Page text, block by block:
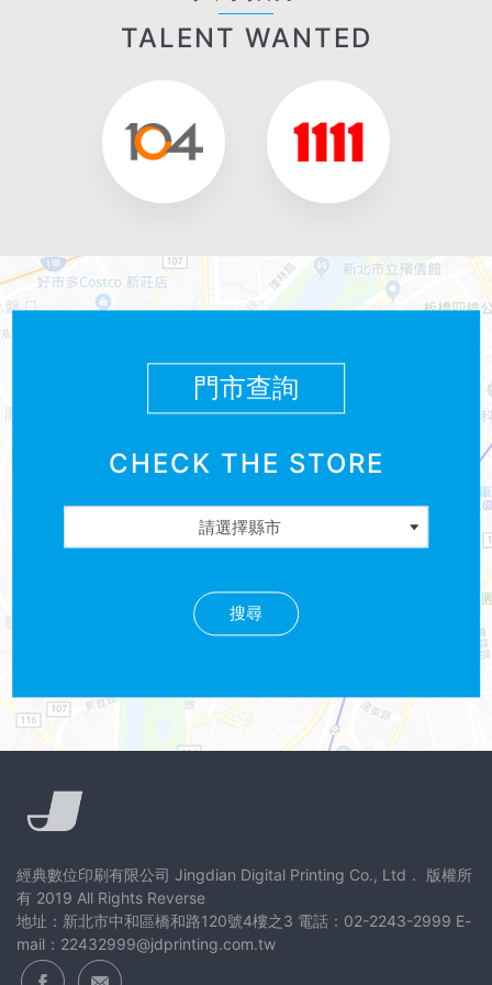
TALENT WANTED
門市查詢
CHECK THE STORE
選擇縣市
請選擇縣市
搜尋
經典數位印刷有限公司 Jingdian Digital Printing Co., Ltd． 版權所
有 2019 All Rights Reverse
地址：新北市中和區橋和路120號4樓之3 電話：02-2243-2999 E-
mail：22432999@jdprinting.com.tw